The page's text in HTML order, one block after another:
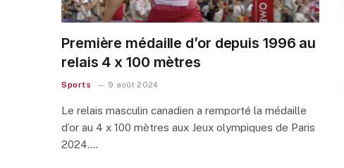
Première médaille d’or depuis 1996 au
relais 4 x 100 mètres
Sports 9 août 2024
Le relais masculin canadien a remporté la médaille
d’or au 4 x 100 mètres aux Jeux olympiques de Paris
2024.…